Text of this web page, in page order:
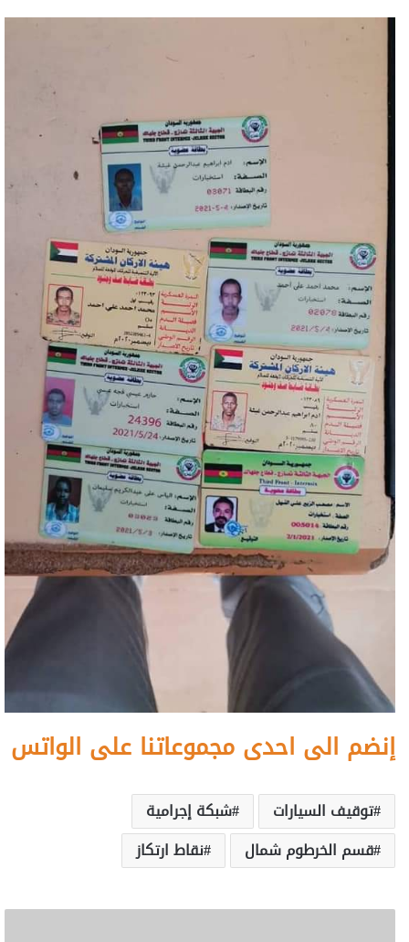
إنضم الى احدى مجموعاتنا على الواتس
توقيف السيارات
شبكة إجرامية
قسم الخرطوم شمال
نقاط ارتكاز